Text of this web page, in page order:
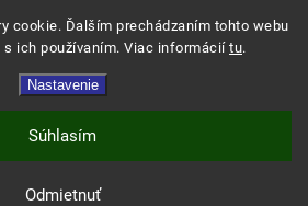
cookie. Ďalším prechádzaním tohto webu
s ich používaním. Viac informácií tu.
Nastavenie
Odmietnuť
Súhlasím
Papier Lechman. Všetky práva vyhradené.
Shoptet | Design